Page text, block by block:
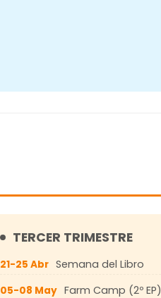
TERCER TRIMESTRE
21-25 Abr Semana del Libro
05-08 May Farm Camp (2º EP)